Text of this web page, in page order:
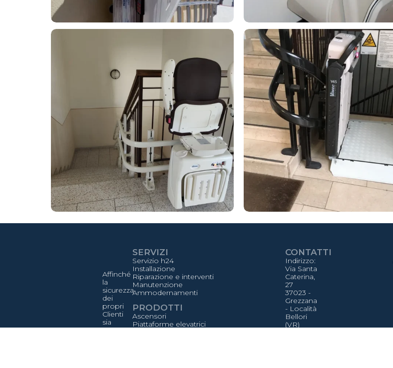
Affinché
la
sicurezza
dei
propri
Clienti
sia
sempre
SERVIZI
Servizio h24
Installazione
Riparazione e interventi
Manutenzione
Ammodernamenti
PRODOTTI
Ascensori
Piattaforme elevatrici
CONTATTI
Indirizzo:
Via Santa
Caterina,
27
37023 -
Grezzana
- Località
Bellori
(VR)